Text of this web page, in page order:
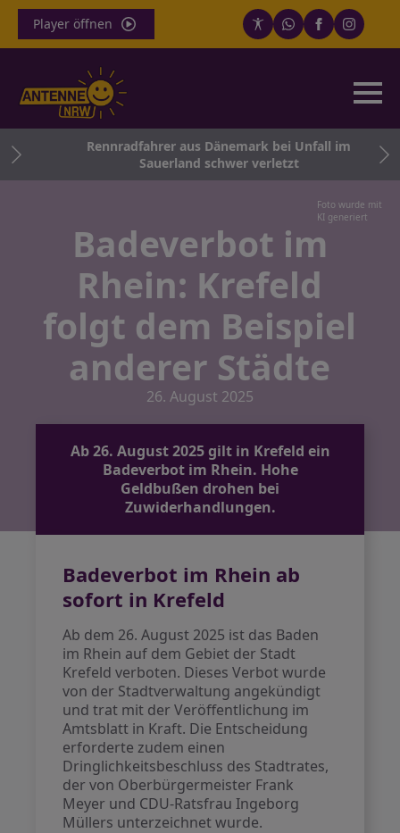
Player öffnen
Rennradfahrer aus Dänemark bei Unfall im
Sauerland schwer verletzt
Foto wurde mit
KI generiert
Badeverbot im
Rhein: Krefeld
folgt dem Beispiel
anderer Städte
26. August 2025
Ab 26. August 2025 gilt in Krefeld ein
Badeverbot im Rhein. Hohe
Geldbußen drohen bei
Zuwiderhandlungen.
Badeverbot im Rhein ab
sofort in Krefeld
Ab dem 26. August 2025 ist das Baden
im Rhein auf dem Gebiet der Stadt
Krefeld verboten. Dieses Verbot wurde
von der Stadtverwaltung angekündigt
und trat mit der Veröffentlichung im
Amtsblatt in Kraft. Die Entscheidung
erforderte zudem einen
Dringlichkeitsbeschluss des Stadtrates,
der von Oberbürgermeister Frank
Meyer und CDU-Ratsfrau Ingeborg
Müllers unterzeichnet wurde.